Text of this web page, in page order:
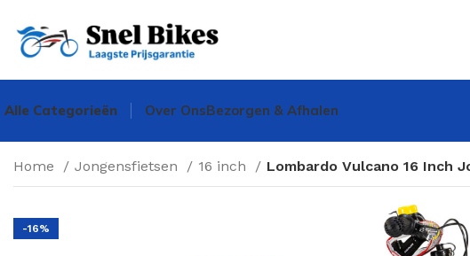
Alle Categorieën Over OnsBezorgen & Afhalen
Home Jongensfietsen 16 inch Lombardo Vulcano 16 Inch
-16%